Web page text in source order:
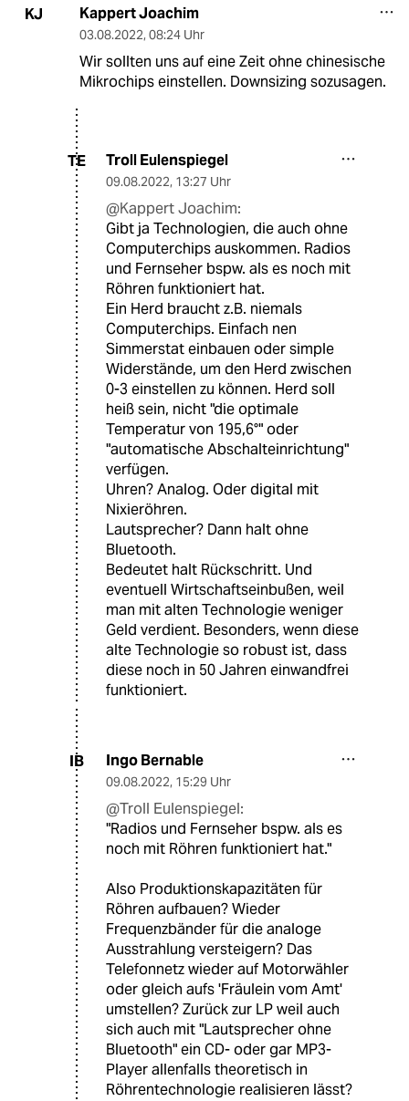
KJ Kappert Joachim
03.08.2022, 08:24 Uhr
Wir sollten uns auf eine Zeit ohne chinesische
Mikrochips einstellen. Downsizing sozusagen.
TE Troll Eulenspiegel
09.08.2022, 13:27 Uhr
@Kappert Joachim:
Gibt ja Technologien, die auch ohne
Computerchips auskommen. Radios
und Fernseher bspw. als es noch mit
Röhren funktioniert hat.
Ein Herd braucht z.B. niemals
Computerchips. Einfach nen
Simmerstat einbauen oder simple
Widerstände, um den Herd zwischen
0-3 einstellen zu können. Herd soll
heiß sein, nicht "die optimale
Temperatur von 195,6°" oder
"automatische Abschalteinrichtung"
verfügen.
Uhren? Analog. Oder digital mit
Nixieröhren.
Lautsprecher? Dann halt ohne
Bluetooth.
Bedeutet halt Rückschritt. Und
eventuell Wirtschaftseinbußen, weil
man mit alten Technologie weniger
Geld verdient. Besonders, wenn diese
alte Technologie so robust ist, dass
diese noch in 50 Jahren einwandfrei
funktioniert.
IB Ingo Bernable
09.08.2022, 15:29 Uhr
@Troll Eulenspiegel:
"Radios und Fernseher bspw. als es
noch mit Röhren funktioniert hat."
Also Produktionskapazitäten für
Röhren aufbauen? Wieder
Frequenzbänder für die analoge
Ausstrahlung versteigern? Das
Telefonnetz wieder auf Motorwähler
oder gleich aufs 'Fräulein vom Amt'
umstellen? Zurück zur LP weil auch
sich auch mit "Lautsprecher ohne
Bluetooth" ein CD- oder gar MP3-
Player allenfalls theoretisch in
Röhrentechnologie realisieren lässt?